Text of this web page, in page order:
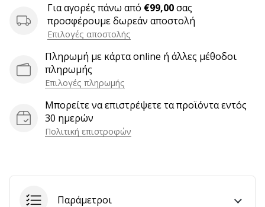
σας
αποφέρουν
Εμφάνιση
όλων
των
Για αγορές πάνω από €99,00σας
προσφέρουμε δωρεάν αποστολή
Επιλογές αποστολής
Πληρωμή με κάρτα online ή άλλες μέθοδοι
πληρωμής
Επιλογές πληρωμής
Μπορείτε να επιστρέψετε τα προϊόντα εντός
30 ημερών
Πολιτική επιστροφών
Παράμετροι